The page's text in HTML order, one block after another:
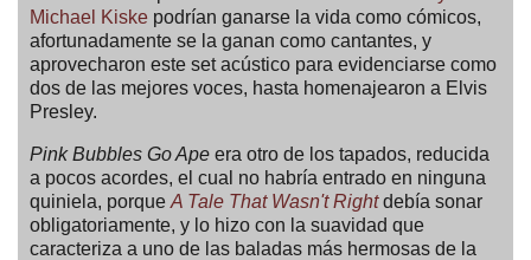
Michael Kiske podrían ganarse la vida como cómicos,
afortunadamente se la ganan como cantantes, y
aprovecharon este set acústico para evidenciarse como
dos de las mejores voces, hasta homenajearon a Elvis
Presley.
Pink Bubbles Go Ape era otro de los tapados, reducida
a pocos acordes, el cual no habría entrado en ninguna
quiniela, porque A Tale That Wasn't Rightdebía sonar
obligatoriamente, y lo hizo con la suavidad que
caracteriza a uno de las baladas más hermosas de la